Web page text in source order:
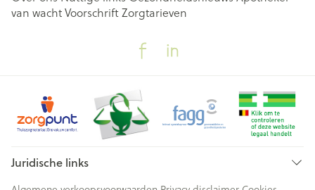
van wachtVoorschriftZorgtarieven
Juridische links